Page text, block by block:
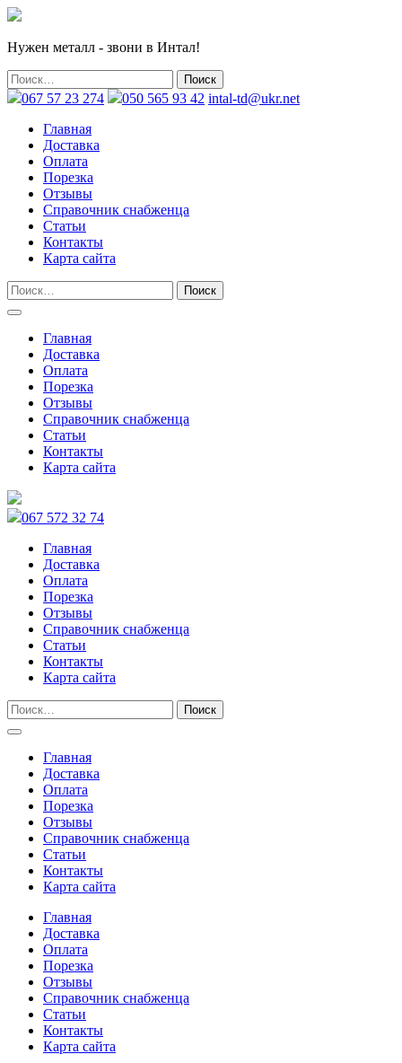
Нужен металл - звони в Интал!
067 57 23 274 050 565 93 42 intal-td@ukr.net
Главная
Доставка
Оплата
Порезка
Отзывы
Справочник снабженца
Статьи
Контакты
Карта сайта
Главная
Доставка
Оплата
Порезка
Отзывы
Справочник снабженца
Статьи
Контакты
Карта сайта
067 572 32 74
Главная
Доставка
Оплата
Порезка
Отзывы
Справочник снабженца
Статьи
Контакты
Карта сайта
Главная
Доставка
Оплата
Порезка
Отзывы
Справочник снабженца
Статьи
Контакты
Карта сайта
Главная
Доставка
Оплата
Порезка
Отзывы
Справочник снабженца
Статьи
Контакты
Карта сайта